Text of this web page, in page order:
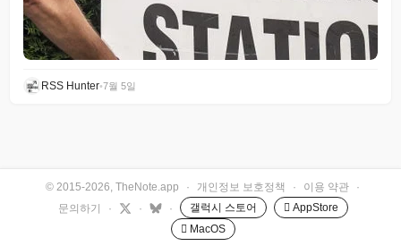
RSS Hunter•7월 5일
© 2015-2026, TheNote.app · 개인정보 보호정책 · 이용 약관
·
문의하기
· · · 갤럭시 스토어
 AppStore
 MacOS